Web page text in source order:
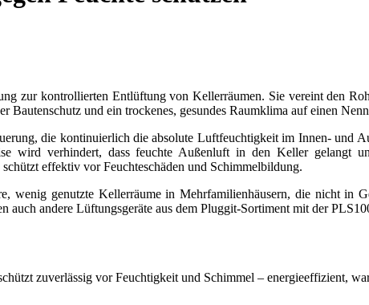
zur kontrollierten Entlüftung von Kellerräumen. Sie vereint den
Bautenschutz und ein trockenes, gesundes Raumklima auf einen
die kontinuierlich die absolute Luftfeuchtigkeit im Innen-
wird verhindert, dass feuchte Außenluft in den Keller gelangt
effektiv vor Feuchteschäden und Schimmelbildung.
wenig genutzte Kellerräume in Mehrfamilienhäusern, die nicht in
auch andere Lüftungsgeräte aus dem Pluggit-Sortiment mit der
zuverlässig vor Feuchtigkeit und Schimmel – energieeffizient,